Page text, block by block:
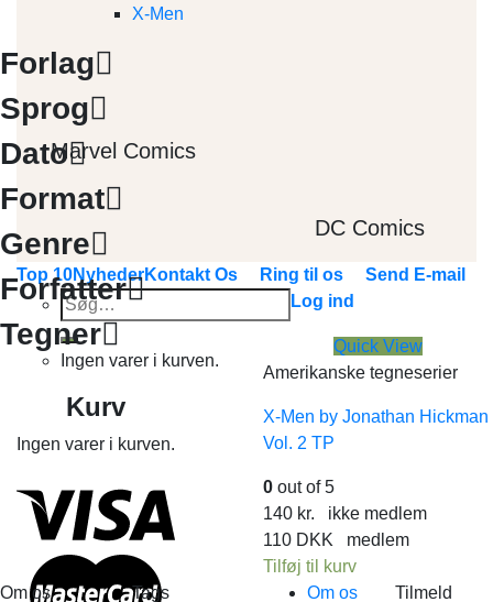
Marvel Comics
DC Comics
Top 10NyhederKontakt Os Ring til os
Send E-mail
Søg
efter:
Log ind
Ingen varer i kurven.
Kurv
Ingen varer i kurven.
X-Men
Forlag
Sprog
Dato
Format
Genre
Forfatter
Tegner
Quick View
Amerikanske tegneserier
X-Men by Jonathan Hickman
Vol. 2 TP
0 out of 5
140 kr. ikke medlem
110 DKK medlem
Tilføj til kurv
Om os
Tags
Om os
Tilmeld